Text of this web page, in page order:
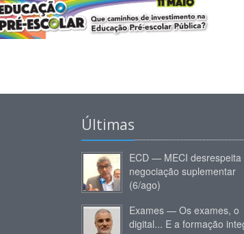
Últimas
ECD — MECI desrespeita
negociação suplementar
(6/ago)
Exames — Os exames, o
digital... E a formação